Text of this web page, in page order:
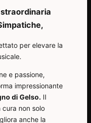
per elevare la
e passione,
impressionante
di Gelso. Il
cura non solo
anche la